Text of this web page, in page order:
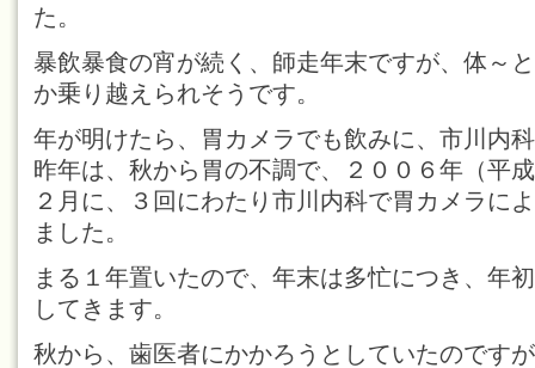
た。
暴飲暴食の宵が続く、師走年末ですが、体～
か乗り越えられそうです。
年が明けたら、胃カメラでも飲みに、市川内
昨年は、秋から胃の不調で、２００６年（平
２月に、３回にわたり市川内科で胃カメラに
ました。
まる１年置いたので、年末は多忙につき、年
してきます。
秋から、歯医者にかかろうとしていたのです